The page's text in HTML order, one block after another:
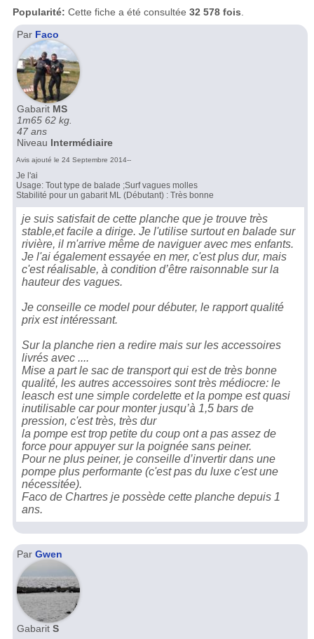
Popularité: Cette fiche a été consultée 32 578 fois
Par Faco
Gabarit MS
1m65 62 kg.
47 ans
Niveau Intermédiaire
Avis ajouté le 24 Septembre 2014--
Je l'ai
Usage: Tout type de balade ;Surf vagues molles
Stabilité pour un gabarit ML (Débutant) : Très bonne
je suis satisfait de cette planche que je trouve très
stable,et facile a dirige. Je l'utilise surtout en balade sur
rivière, il m'arrive même de naviguer avec mes enfants.
Je l'ai également essayée en mer, c'est plus dur, mais
c'est réalisable, à condition d’être raisonnable sur la
hauteur des vagues.
Je conseille ce model pour débuter, le rapport qualité
prix est intéressant.
Sur la planche rien a redire mais sur les accessoires
livrés avec ....
Mise a part le sac de transport qui est de très bonne
qualité, les autres accessoires sont très médiocre: le
leasch est une simple cordelette et la pompe est quasi
inutilisable car pour monter jusqu’à 1,5 bars de
pression, c'est très, très dur
la pompe est trop petite du coup ont a pas assez de
force pour appuyer sur la poignée sans peiner.
Pour ne plus peiner, je conseille d’invertir dans une
pompe plus performante (c'est pas du luxe c'est une
nécessitée).
Faco de Chartres je possède cette planche depuis 1
ans.
Par Gwen
Gabarit S